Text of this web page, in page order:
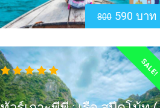
800 590 บาท
SALE!